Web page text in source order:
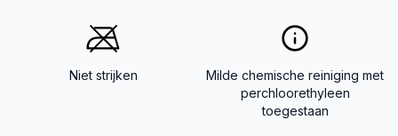
Niet strijken
Milde chemische reiniging met
perchloorethyleen
toegestaan